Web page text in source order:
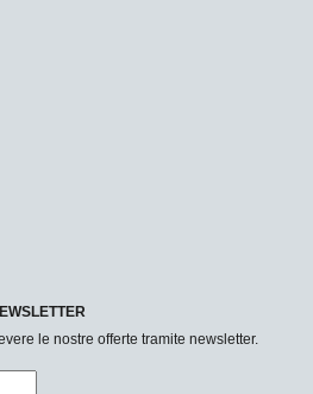
le nostre offerte tramite newsletter.